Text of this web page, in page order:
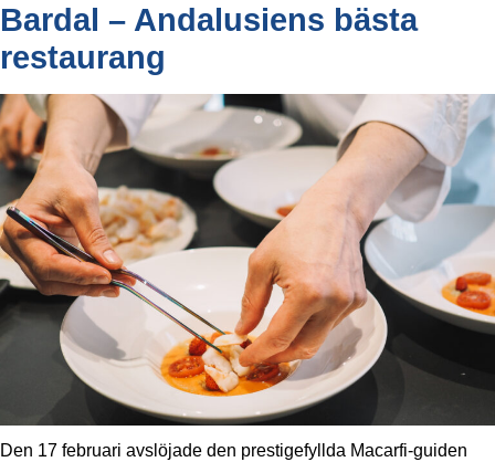
Bardal – Andalusiens bästa
restaurang
Den 17 februari avslöjade den prestigefyllda Macarfi-guiden